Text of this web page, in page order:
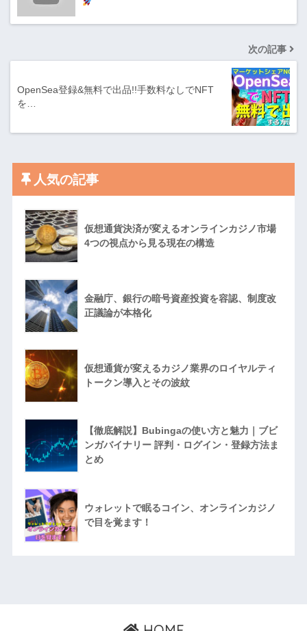
次の記事
OpenSea登録&無料で出品!!手数料なしでNFT
を…
人気の記事
仮想通貨決済が変えるオンラインカジノ市場
4つの視点から見る現在の構造
金融庁、銀行の暗号資産投資を容認、制度改
正議論が本格化
仮想通貨が変えるカジノ業界のロイヤルティ
トークン導入とその波紋
【徹底解説】Bubingaの使い方と魅力｜ブビ
ンガバイナリー 評判・ログイン・登録方法ま
とめ
ウォレットで眠るコイン、オンラインカジノ
で目を覚ます！